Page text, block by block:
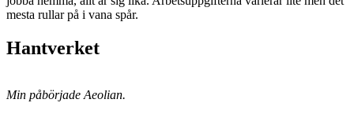
mesta rullar på i vana spår.
Hantverket
Min påbörjade Aeolian.